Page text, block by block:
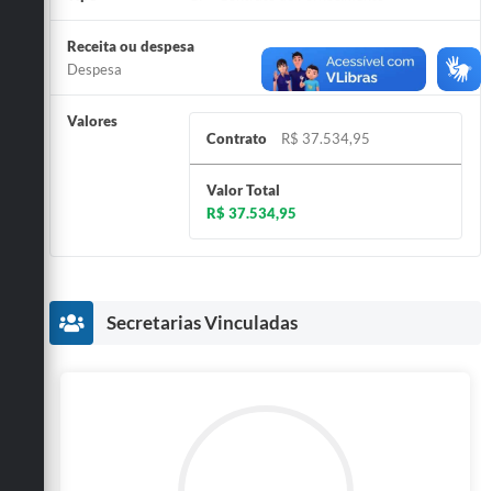
Receita ou despesa
Despesa
Valores
Contrato
R$ 37.534,95
Valor Total
R$ 37.534,95
Secretarias Vinculadas